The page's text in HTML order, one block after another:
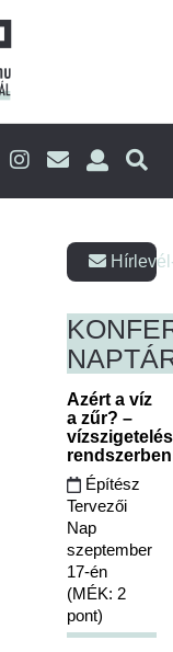
Azért a víz
a zűr? –
Építész
Tervezői
Nap
szeptember
17-én
(MÉK: 2
pont)